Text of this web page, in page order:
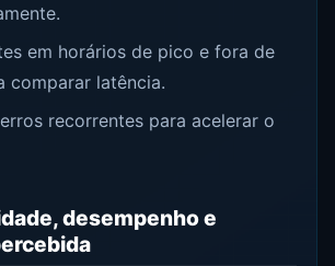
em horários de pico e fora de
comparar latência.
recorrentes para acelerar o
desempenho e